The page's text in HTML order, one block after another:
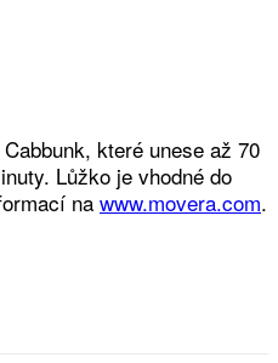
které unese až 70
Lůžko je vhodné do
na www.movera.com.